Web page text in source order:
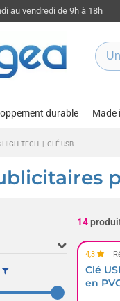
au vendredi de 9h à 18h
durable Made
HIGH-TECH | CLÉ USB
14
4,3
Clé
en